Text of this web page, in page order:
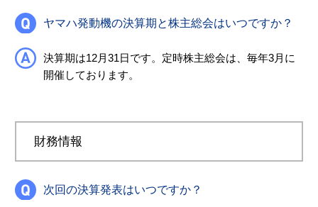
ヤマハ発動機の決算期と株主総会はいつですか？
決算期は12月31日です。定時株主総会は、毎年3月に
開催しております。
財務情報
次回の決算発表はいつですか？